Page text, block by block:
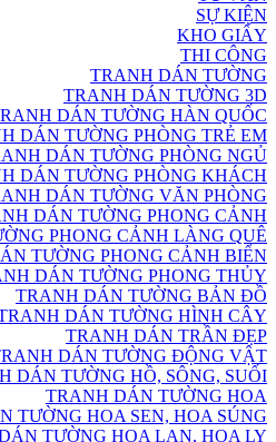
SỰ KIỆN
KHO GIẤY
THI CÔNG
TRANH DÁN TƯỜNG
TRANH DÁN TƯỜNG 3D
DÁN TƯỜNG HÀN QUỐC
DÁN TƯỜNG PHÒNG TRẺ EM
DÁN TƯỜNG PHÒNG NGỦ
DÁN TƯỜNG PHÒNG KHÁCH
DÁN TƯỜNG VĂN PHÒNG
DÁN TƯỜNG PHONG CẢNH
PHONG CẢNH LÀNG QUÊ
TƯỜNG PHONG CẢNH BIỂN
DÁN TƯỜNG PHONG THỦY
TRANH DÁN TƯỜNG BẢN ĐỒ
DÁN TƯỜNG HÌNH CÂY
TRANH DÁN TRẦN ĐẸP
DÁN TƯỜNG ĐỘNG VẬT
DÁN TƯỜNG HỒ, SÔNG, SUỐI
TRANH DÁN TƯỜNG HOA
TƯỜNG HOA SEN, HOA SÚNG
TƯỜNG HOA LAN, HOA LY